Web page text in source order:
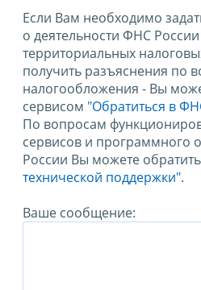
Если Вам необходимо
о деятельности ФНС
территориальных
получить разъяснения по
налогообложения - Вы
сервисом "Обратиться в
По вопросам
сервисов и программного
России Вы можете
технической поддержки".
Ваше сообщение: